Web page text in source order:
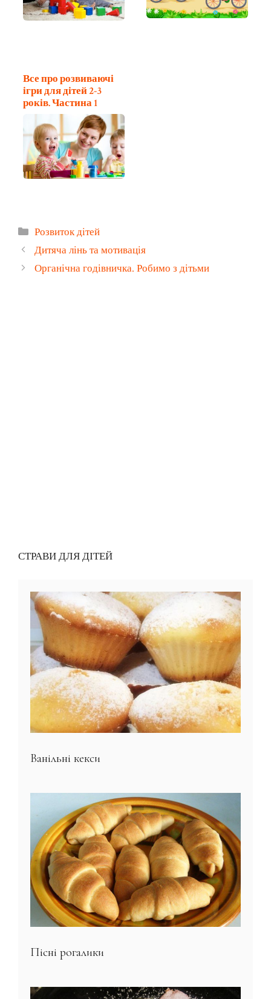
Все про розвиваючі
ігри для дітей 2-3
років. Частина 1
Категорії
Розвиток дітей
Дитяча лінь та мотивація
Органічна годівничка. Робимо з дітьми
СТРАВИ ДЛЯ ДІТЕЙ
Ванільні кекси
Пісні рогалики